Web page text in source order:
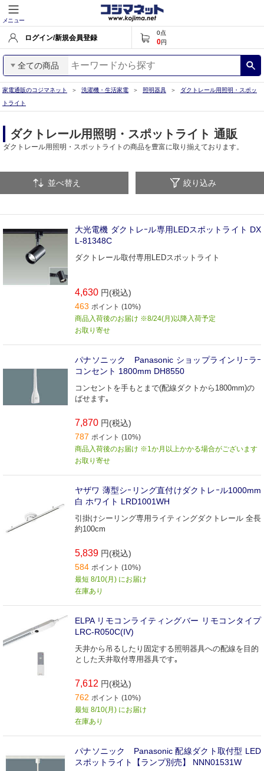
メニュー
ログイン/新規会員登録
0点
0円
全ての商品
家電通販のコジマネット 洗濯機・生活家電 照明器具
ダクトレール用照明・スポッ
トライト
ダクトレール用照明・スポットライト 通販
ダクトレール用照明・スポットライトの商品を豊富に取り揃えております。
並べ替え 絞り込み
大光電機 ダクトレｰル専用LEDスポットライト DX
L-81348C
ダクトレール取付専用LEDスポットライト
4,630 円(税込)
463 ポイント (10%)
商品入荷後のお届け ※8/24(月)以降入荷予定
お取り寄せ
パナソニック Panasonic ショップラインリｰラｰ
コンセント 1800mm DH8550
コンセントを手もとまで(配線ダクトから1800mm)の
ばせます｡
7,870 円(税込)
787 ポイント (10%)
商品入荷後のお届け ※1か月以上かかる場合がございます
お取り寄せ
ヤザワ 薄型シｰリング直付けダクトレｰル1000mm
白 ホワイト LRD1001WH
引掛けシーリング専用ライティングダクトレール 全長
約100cm
5,839 円(税込)
584 ポイント (10%)
最短 8/10(月) にお届け
在庫あり
ELPA リモコンライティングバー リモコンタイプ
LRC-R050C(IV)
天井から吊るしたり固定する照明器具への配線を目的
とした天井取付専用器具です｡
7,612 円(税込)
762 ポイント (10%)
最短 8/10(月) にお届け
在庫あり
パナソニック Panasonic 配線ダクト取付型 LED
スポットライト【ランプ別売】 NNN01531W